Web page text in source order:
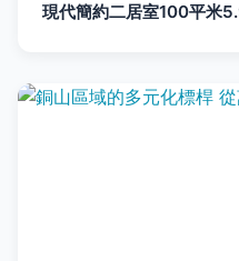
現代簡約二居室100平米